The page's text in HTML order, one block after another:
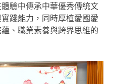
驗中傳承中華優秀傳統文
踐能力，同時厚植愛國愛
、職業素養與跨界思維的